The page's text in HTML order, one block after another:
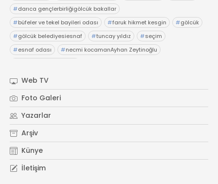
#darıca gençlerbirliğigölcük bakallar
#büfeler ve tekel bayileri odası #faruk hikmet kesgin #gölcük
#gölcük belediyesiesnaf #tuncay yıldız #seçim
#esnaf odası #necmi kocamanAyhan Zeytinoğlu
Web TV
Foto Galeri
Yazarlar
Arşiv
Künye
İletişim